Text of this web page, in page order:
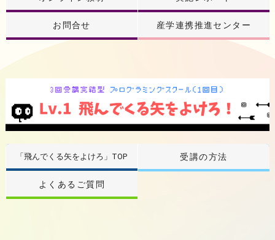
お問合せ 産学連携推進センター
「飛んでくる矢をよけろ」TOP 受講の方法
よくあるご質問